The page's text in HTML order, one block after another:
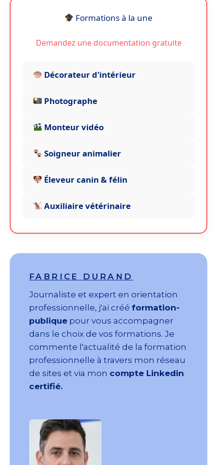
k
l
p
h
t
ts
p
e
n
g
Formations à la une
Demandez une documentation gratuite
Décorateur d'intérieur
Photographe
Monteur vidéo
Soigneur animalier
Éleveur canin & félin
Auxiliaire vétérinaire
FABRICE DURAND
Journaliste et expert en orientation
professionnelle, j'ai créé formation-
publique pour vous accompagner
dans le choix de vos formations. Je
commente l'actualité de la formation
professionnelle à travers mon réseau
de sites et via mon compte Linkedin
certifié.